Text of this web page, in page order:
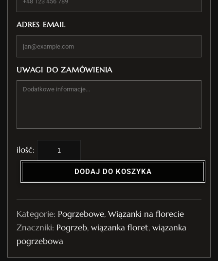
ADRES EMAIL
UWAGI DO ZAMÓWIENIA
l
ć
W
i
ą
z
DODAJ DO KOSZYKA
Kategorie: Pogrzebowe, Wiązanki na florecie
Znaczniki: Pogrzeb, wiązanka floret, wiązanka
pogrzebowa